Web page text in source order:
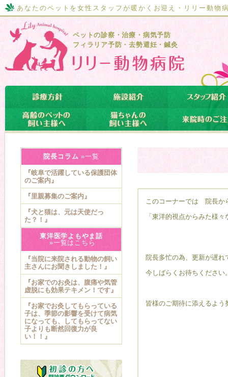
あなたのペットを女性スタッフが暖かくお迎え・リリー動物
ペットの診察・治療・病気予防
フィラリア予防・去勢避妊・鍼灸
このコーナーでは 院長か
「東洋的視点からみた様
院長多忙の為、更新が遅
今しばらくお待ちください
皆様のご期待に添えるよ
院長コラム »一覧
『岐阜で活躍している保護団体
のご案内』
『里親募集のご案内』
『犬と猫は、元は天使だっ
た？！』
東洋医学よもやま話
»一覧はこちら
『当院に来院される動物の飼い
主さんにお聞きしました！』
『お家でのお灸は、腹痛や気管
虚脱にも効果テキメン！です』
『お家でお灸してもらっている
子は、季節の影響を受けて病気
になっても、してもらってない
子よりも断然回復力が良
い！！』